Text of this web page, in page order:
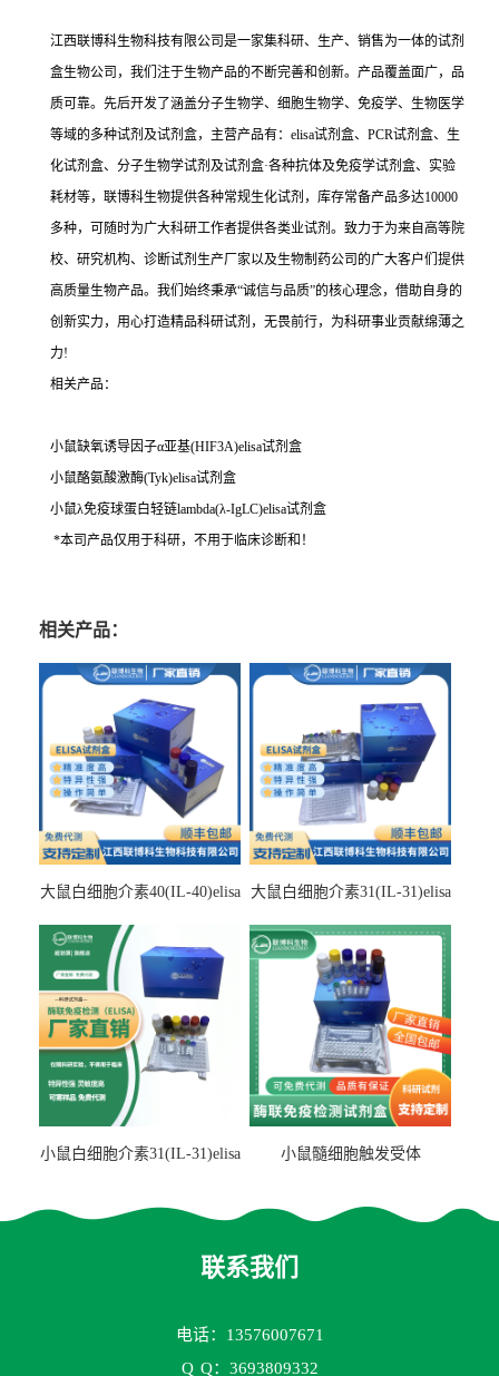
江西联博科生物科技有限公司是一家集科研、生产、销售为一体的试剂
盒生物公司，我们注于生物产品的不断完善和创新。产品覆盖面广，品
质可靠。先后开发了涵盖分子生物学、细胞生物学、免疫学、生物医学
等域的多种试剂及试剂盒，主营产品有：elisa试剂盒、PCR试剂盒、生
化试剂盒、分子生物学试剂及试剂盒·各种抗体及免疫学试剂盒、实验
耗材等，联博科生物提供各种常规生化试剂，库存常备产品多达10000
多种，可随时为广大科研工作者提供各类业试剂。致力于为来自高等院
校、研究机构、诊断试剂生产厂家以及生物制药公司的广大客户们提供
高质量生物产品。我们始终秉承“诚信与品质”的核心理念，借助自身的
创新实力，用心打造精品科研试剂，无畏前行，为科研事业贡献绵薄之
力!
相关产品：
小鼠缺氧诱导因子α亚基(HIF3A)elisa试剂盒
小鼠酪氨酸激酶(Tyk)elisa试剂盒
小鼠λ免疫球蛋白轻链lambda(λ-IgLC)elisa试剂盒
*本司产品仅用于科研，不用于临床诊断和！
相关产品：
大鼠白细胞介素40(IL-40)elisa
大鼠白细胞介素31(IL-31)elisa
小鼠白细胞介素31(IL-31)elisa
小鼠髓细胞触发受体
联系我们
电话：13576007671
Q Q：3693809332